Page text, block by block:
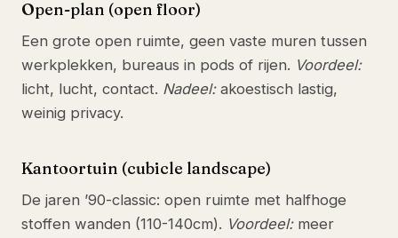
Open-plan (open floor)
Een grote open ruimte, geen vaste muren tussen
werkplekken, bureaus in pods of rijen. Voordeel:
licht, lucht, contact. Nadeel:akoestisch lastig,
weinig privacy.
Kantoortuin (cubicle landscape)
De jaren ’90-classic: open ruimte met halfhoge
stoffen wanden (110-140cm). Voordeel:meer